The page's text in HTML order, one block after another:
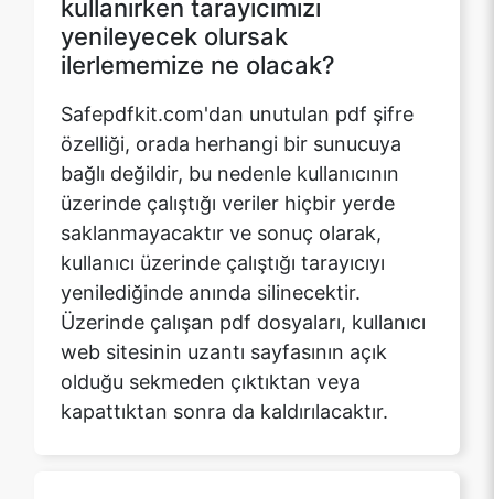
Safepdfkit.com'dan unutulan pdf şifre
özelliği, orada herhangi bir sunucuya
bağlı değildir, bu nedenle kullanıcının
üzerinde çalıştığı veriler hiçbir yerde
saklanmayacaktır ve sonuç olarak,
kullanıcı üzerinde çalıştığı tarayıcıyı
yenilediğinde anında silinecektir.
Üzerinde çalışan pdf dosyaları, kullanıcı
web sitesinin uzantı sayfasının açık
olduğu sekmeden çıktıktan veya
kapattıktan sonra da kaldırılacaktır.
Neden PDF şifresini unuttunuz?